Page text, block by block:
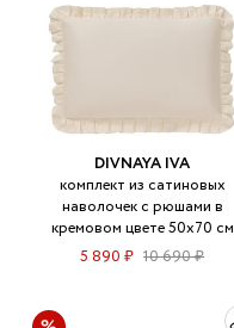
DIVNAYA IVA
комплект из сатиновых
наволочек с рюшами в
кремовом цвете 50х70 см
5 890 ₽ 10 690 ₽